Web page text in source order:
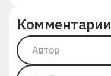
Комментарии